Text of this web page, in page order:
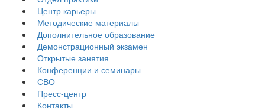
Центр карьеры
Методические материалы
Дополнительное образование
Демонстрационный экзамен
Открытые занятия
Конференции и семинары
СВО
Пресс-центр
Контакты